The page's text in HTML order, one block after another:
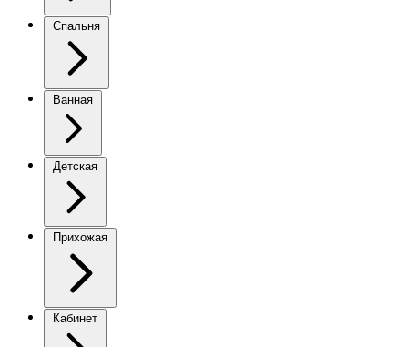
Спальня
Ванная
Детская
Прихожая
Кабинет